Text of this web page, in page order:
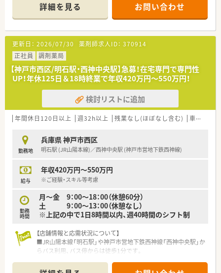
【店舗情報と応需状況について】
■最寄り駅からは車で7分ほどの場所に位置しており、マイカー
での通勤が非常に便利な立地にある調剤薬局です。
■内科や皮膚科をはじめ、眼科や精神科など幅広い専門科目の処
方箋を1日50枚から60枚ほど応需しています。
■月曜日と水曜日は処方箋の枚数が100枚程度に増えるため、メ
リハリをつけて業務に取り組むことができる環境です。
【募集背景と求める人物像について】
■今回は店舗の体制強化と将来を見据えた増員募集であり、意欲
的に業務に取り組んでいただける方を求めています。
■幅広い年齢層の患者様に対応するため、柔軟なコミュニケーシ
ョン能力を持ち合わせた薬剤師の方を歓迎いたします。
の運営に貢献してくださる方を積極採用しております。
【法人特徴について】
市を中心に地域に根差した店舗展開を行っています。
■オーナーは医療や福祉だけでなく幅広い事業を手掛けており、
■従業員同士で助け合いながら成長を目指す社風があり、上がっ
た収益はしっかりと社員に還元する方針を持っています。
■正社員の勤務薬剤師としての採用であり、年収は500万円から
600万円の範囲で経験に応じてご相談が可能です。
■日曜日と祝日のお休みに加えて他1日のシフト休みがあり、プ
■産休や育休、介護休業の取得実績もしっかりとあり、ライフス
詳細を見る お問い合わせ
更新日： 2026/07/30 薬剤師求人ID： 370914
正社員
調剤薬局
【神戸市西区/明石駅・西神中央駅】急募！在宅専門で専門性
UP！年休125日＆18時終業で年収420万円～550万円！
検討リストに追加
年間休日120日以上 週32h以上 残業なし(ほぼなし含む) 車通勤可
勤務地
兵庫県 神戸市西区
明石駅 (JR山陽本線)／西神中央駅 (神戸市営地下鉄西神線)
給与
年収420万円～550万円
※ご経験・スキル等考慮
勤務
時間
月～金 9：00～18：00（休憩60分）
土 9：00～13：00（休憩なし）
※上記の中で1日8時間以内、週40時間のシフト制
【店舗情報と応需状況について】
■JR山陽本線「明石駅」や神戸市営地下鉄西神線「西神中央駅」か
らバス利用、バス停からは徒歩1分です。
に、幅広く応需しています。